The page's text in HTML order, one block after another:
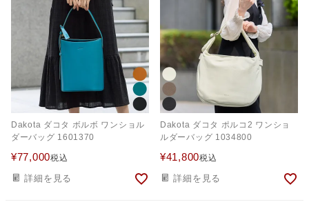
Dakota ダコタ ボルボ ワンショル
ダーバッグ 1601370
¥77,000税込
詳細を見る
Dakota ダコタ ポルコ2 ワンショ
ルダーバッグ 1034800
¥41,800税込
詳細を見る